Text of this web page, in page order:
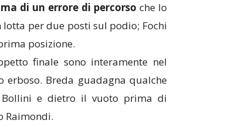
di un errore di percorso che lo
per due posti sul podio; Fochi
posizione.
finale sono interamente nel
erboso. Breda guadagna qualche
Bollini e dietro il vuoto prima di
Raimondi.